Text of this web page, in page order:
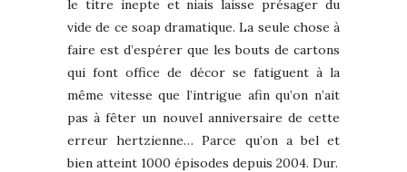
le titre inepte et niais laisse présager du
vide de ce soap dramatique. La seule chose à
faire est d’espérer que les bouts de cartons
qui font office de décor se fatiguent à la
même vitesse que l’intrigue afin qu’on n’ait
pas à fêter un nouvel anniversaire de cette
erreur hertzienne… Parce qu’on a bel et
bien atteint 1000 épisodes depuis 2004. Dur.